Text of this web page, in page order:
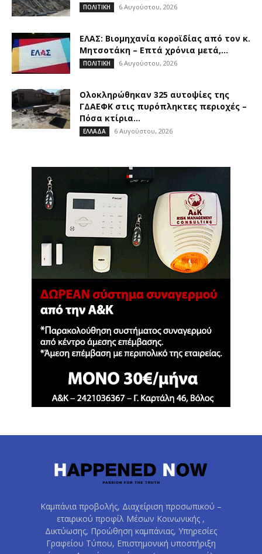
ΠΟΛΙΤΙΚΗ 6 Αυγούστου, 2026
ΕΛΑΣ: Βιομηχανία κοροϊδίας από τον κ.
Μητσοτάκη – Επτά χρόνια μετά,...
ΠΟΛΙΤΙΚΗ 6 Αυγούστου, 2026
Ολοκληρώθηκαν 325 αυτοψίες της
ΓΔΑΕΦΚ στις πυρόπληκτες περιοχές –
Πόσα κτίρια...
ΕΛΛΑΔΑ 6 Αυγούστου, 2026
Καμπάνια προβολής, Διαχείριση προσωπικού –
εταιρικού προφίλ Μέσων Κοινωνικής ,
Δικτύωσης, Προώθηση καμπάνιας, Υπηρεσίες
Γραφείου Τύπου, Επιστημονική υποστήριξη